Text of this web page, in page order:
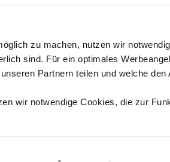
zu machen, nutzen wir
sind. Für ein optimales
Partnern teilen und welche
wir notwendige Cookies, die zur
sich einfach telefonisch oder
anrechnen dürfen –
Bonuspunkte sind 60
Eine Barauszahlung der